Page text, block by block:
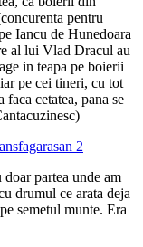
pentru
Iancu de Hunedoara
al lui Vlad Dracul au
in teapa pe boierii
pe cei tineri, cu tot
faca cetatea, pana se
partea unde am
drumul ce arata deja
semetul munte. Era